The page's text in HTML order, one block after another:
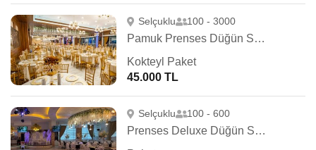
Selçuklu 100 - 3000
Pamuk Prenses Düğün Salonları
Kokteyl Paket
45.000 TL
Selçuklu 100 - 600
Prenses Deluxe Düğün Sarayı